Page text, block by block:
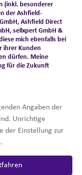
(inkl. besonderer
der Ashfield-
Ashfield Direct
sellxpert GmbH &
mich ebenfalls bei
ihrer Kunden
dürfen. Meine
für die Zukunft
Angaben der
Unrichtige
der Einstellung zur